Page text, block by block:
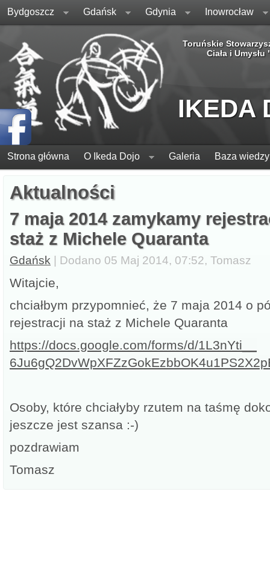
Bydgoszcz Gdańsk Gdynia Inowrocław
Toruńskie
Ciała i Umysłu
IKEDA
Strona główna O Ikeda Dojo Galeria Baza wiedzy
Aktualności
7 maja 2014 zamykamy
staż z Michele Quaranta
Gdańsk | Dodano 05 Maj 2014, 07:52, Tomasz
Witajcie,
chciałbym przypomnieć, że 7 maja 2014 o
rejestracji na staż z Michele Quaranta
https://docs.google.com/forms/d/1L3nYti__
6Ju6gQ2DvWpXFZzGokEzbbOK4u1PS2
Osoby, które chciałyby rzutem na taśmę
jeszcze jest szansa :-)
pozdrawiam
Tomasz